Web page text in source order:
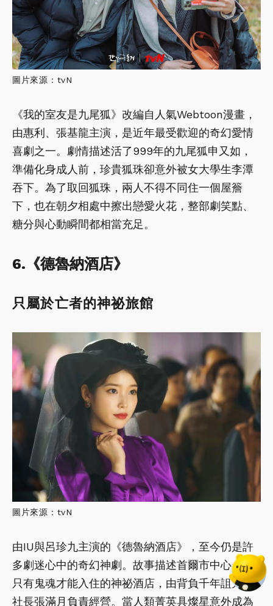
圖片來源：tvN
《我的室友是九尾狐》改編自人氣Webtoon漫畫，
由惠利、張基龍主演，是近年最受歡迎的奇幻愛情
喜劇之一。劇情描述活了999年的九尾狐申又如，
準備化身成人前，珍貴狐珠卻意外被女大學生李潭
吞下。為了取回狐珠，兩人不得不同住一個屋簷
下，也在朝夕相處中擦出戀愛火花，整部劇笑點、
糖分與心動瞬間都相當充足。
6.《德魯納酒店》
只屬於亡者的神祕旅館
圖片來源：tvN
由IU與呂珍九主演的《德魯納酒店》，至今仍是許
多劇迷心中的奇幻神劇。故事描述首爾市中心一間
只有鬼魂才能入住的神祕酒店，由背負千年詛咒的
社長張滿月負責經營。當人類菁英具燦星意外成為